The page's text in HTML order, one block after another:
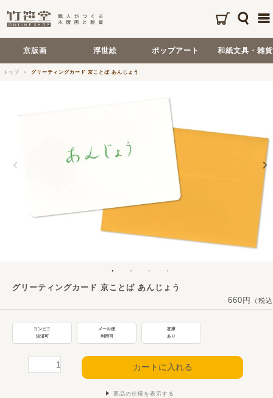
京版画 浮世絵 ポップアート 和紙文具・雑貨
トップ グリーティングカード 京ことば あんじょう
グリーティングカード 京ことば あんじょう
660円
（税
コンビニ
決済可
メール便
利用可
在庫
あり
商品の仕様を表示する